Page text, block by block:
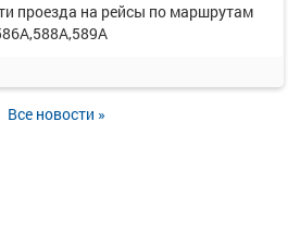
проезда на рейсы по маршрутам
Все новости »